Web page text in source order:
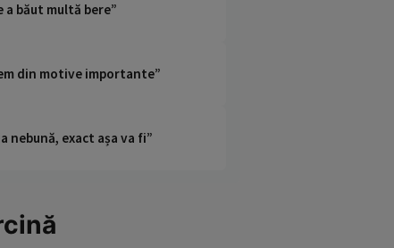
a băut multă bere”
din motive importante”
nebună, exact așa va fi”